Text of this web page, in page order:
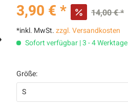
3,90 € *
14,00 € *
*inkl. MwSt.zzgl. Versandkosten
Sofort verfügbar | 3 - 4 Werktage
Größe: